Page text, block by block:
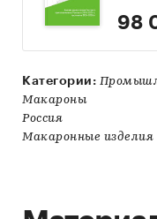
98
Категории:
Макароны
Россия
Макаронные изделия